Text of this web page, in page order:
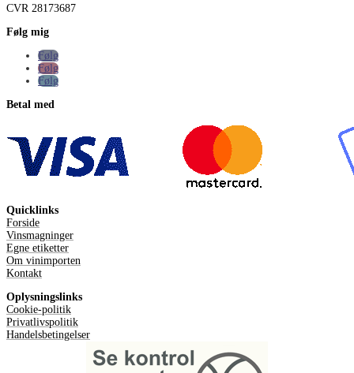
CVR 28173687
Følg mig
Følg
Følg
Følg
Betal med
Quicklinks
Forside
Vinsmagninger
Egne etiketter
Om vinimporten
Kontakt
Oplysningslinks
Cookie-politik
Privatlivspolitik
Handelsbetingelser